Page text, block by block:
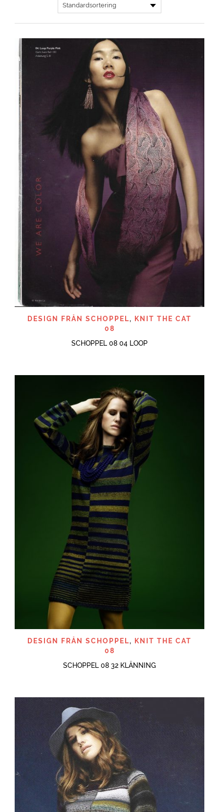
DESIGN FRÅN SCHOPPEL,
KNIT THE CAT
08
SCHOPPEL 08 04 LOOP
DESIGN FRÅN SCHOPPEL, KNIT THE CAT
08
SCHOPPEL 08 32 KLÄNNING